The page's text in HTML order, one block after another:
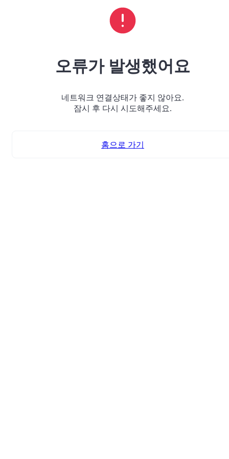
오류가 발생했어요
네트워크 연결상태가 좋지 않아요.
잠시 후 다시 시도해주세요.
홈으로 가기